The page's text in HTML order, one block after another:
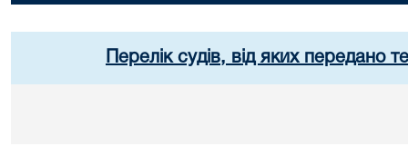
Перелік судів, від яких передано